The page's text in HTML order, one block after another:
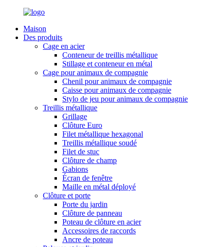
Maison
Des produits
Cage en acier
Conteneur de treillis métallique
Stillage et conteneur en métal
Cage pour animaux de compagnie
Chenil pour animaux de compagnie
Caisse pour animaux de compagnie
Stylo de jeu pour animaux de compagnie
Treillis métallique
Grillage
Clôture Euro
Filet métallique hexagonal
Treillis métallique soudé
Filet de stuc
Clôture de champ
Gabions
Écran de fenêtre
Maille en métal déployé
Clôture et porte
Porte du jardin
Clôture de panneau
Poteau de clôture en acier
Accessoires de raccords
Ancre de poteau